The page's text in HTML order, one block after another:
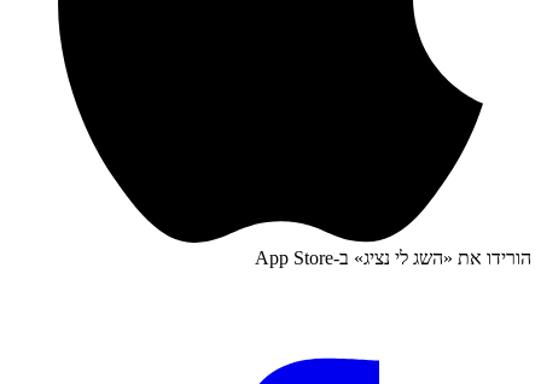
הורידו את «השג לי נציג» ב-App Store